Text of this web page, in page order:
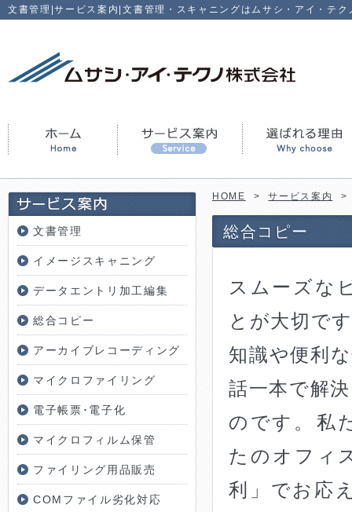
文書管理|サービス案内|文書管理・スキャニングはムサシ・アイ・テク
文書管理
イメージスキャニング
データエントリ加工編集
総合コピー
アーカイブレコーディング
マイクロファイリング
電子帳票･電子化
マイクロフィルム保管
ファイリング用品販売
COMファイル劣化対応
HOME > サービス案内 >
総合コピー
スムーズな
とが大切で
知識や便利
話一本で解
のです。 私
たのオフィ
利」でお応